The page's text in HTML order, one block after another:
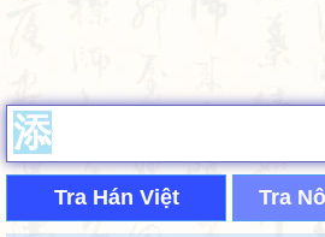
Tra Hán Việt Tra